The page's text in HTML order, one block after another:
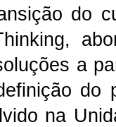
do
a
do
na